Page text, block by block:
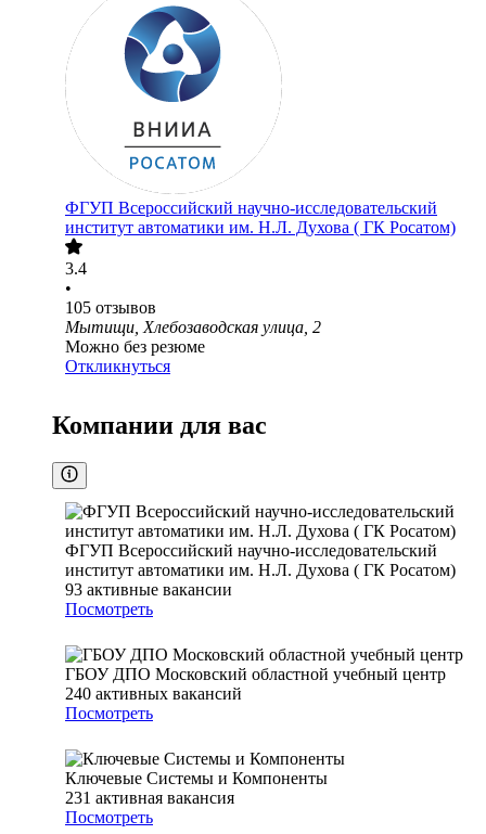
ФГУП Всероссийский научно-исследовательский
институт автоматики им. Н.Л. Духова ( ГК Росатом)
3.4
•
105 отзывов
Мытищи, Хлебозаводская улица, 2
Можно без резюме
Откликнуться
Компании для вас
ФГУП Всероссийский научно-исследовательский
институт автоматики им. Н.Л. Духова ( ГК Росатом)
93 активные вакансии
Посмотреть
ГБОУ ДПО Московский областной учебный центр
240 активных вакансий
Посмотреть
Ключевые Системы и Компоненты
231 активная вакансия
Посмотреть